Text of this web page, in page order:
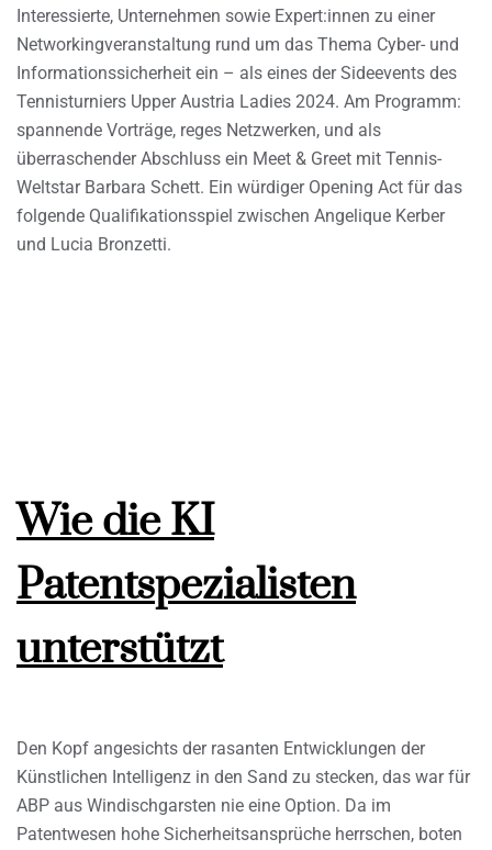
Interessierte, Unternehmen sowie Expert:innen zu einer
Networkingveranstaltung rund um das Thema Cyber- und
Informationssicherheit ein – als eines der Sideevents des
Tennisturniers Upper Austria Ladies 2024. Am Programm:
spannende Vorträge, reges Netzwerken, und als
überraschender Abschluss ein Meet & Greet mit Tennis-
Weltstar Barbara Schett. Ein würdiger Opening Act für das
folgende Qualifikationsspiel zwischen Angelique Kerber
und Lucia Bronzetti.
Wie die KI
Patentspezialisten
unterstützt
Den Kopf angesichts der rasanten Entwicklungen der
Künstlichen Intelligenz in den Sand zu stecken, das war für
ABP aus Windischgarsten nie eine Option. Da im
Patentwesen hohe Sicherheitsansprüche herrschen, boten